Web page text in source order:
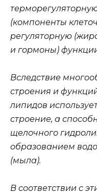
(компоненты
регуляторную
и гормоны)
Вследствие
строения и
липидов
строение, а
щелочного
образованием
(мыла).
В соответствии с